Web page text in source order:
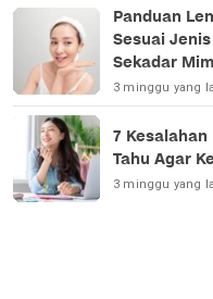
Panduan
Sesuai
Sekadar
3 minggu yang
7
Tahu Agar
3 minggu yang